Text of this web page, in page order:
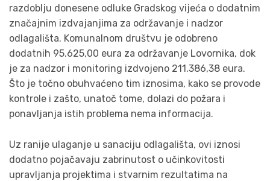
razdoblju donesene odluke Gradskog vijeća o dodatnim
značajnim izdvajanjima za održavanje i nadzor
odlagališta. Komunalnom društvu je odobreno
dodatnih 95.625,00 eura za održavanje Lovornika, dok
je za nadzor i monitoring izdvojeno 211.386,38 eura.
Što je točno obuhvaćeno tim iznosima, kako se provode
kontrole i zašto, unatoč tome, dolazi do požara i
ponavljanja istih problema nema informacija.
Uz ranije ulaganje u sanaciju odlagališta, ovi iznosi
dodatno pojačavaju zabrinutost o učinkovitosti
upravljanja projektima i stvarnim rezultatima na